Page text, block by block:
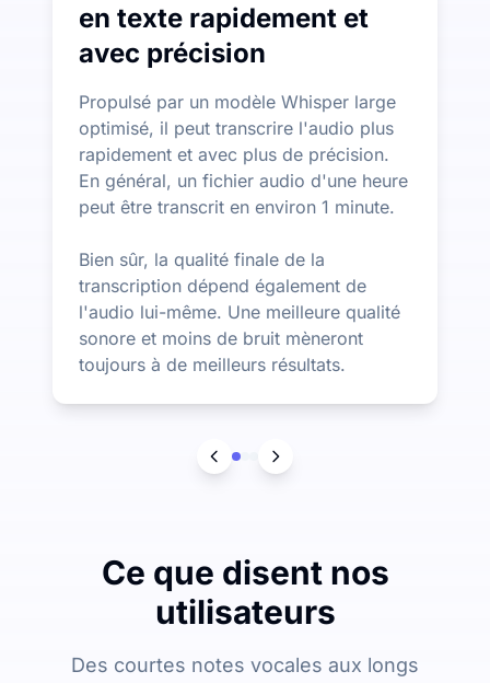
en texte rapidement et
avec précision
Propulsé par un modèle Whisper large
optimisé, il peut transcrire l'audio plus
rapidement et avec plus de précision.
En général, un fichier audio d'une heure
peut être transcrit en environ 1 minute.
Bien sûr, la qualité finale de la
transcription dépend également de
l'audio lui-même. Une meilleure qualité
sonore et moins de bruit mèneront
toujours à de meilleurs résultats.
Ce que disent nos
utilisateurs
Des courtes notes vocales aux longs